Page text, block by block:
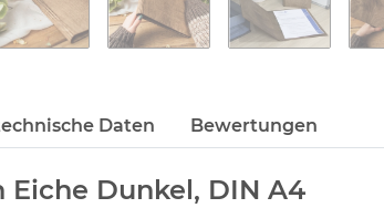
Daten Bewertungen
Eiche Dunkel, DIN A4